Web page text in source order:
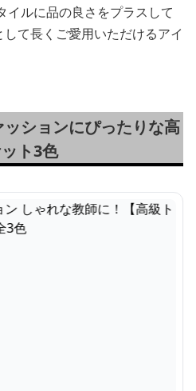
イルに品の良さをプラスして
て長くご愛用いただけるアイ
ションにぴったりな高
ト3色